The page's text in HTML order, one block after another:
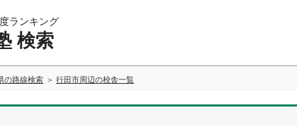
ランキング
検索
の路線検索 行田市周辺の校舎一覧